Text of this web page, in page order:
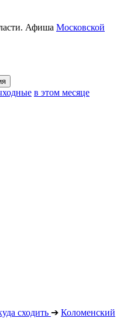
Афиша Московской
в этом месяце
сходить ➔ Коломенский